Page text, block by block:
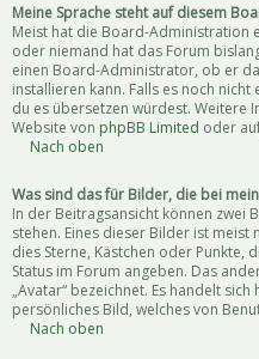
Meine Sprache steht auf diesem
Meist hat die Board-Administration
oder niemand hat das Forum
einen Board-Administrator, ob er
installieren kann. Falls es noch
du es übersetzen würdest. Weitere
Website von phpBB Limited oder
Nach oben
Was sind das für Bilder, die bei
In der Beitragsansicht können zwei
stehen. Eines dieser Bilder ist
dies Sterne, Kästchen oder Punkte,
Status im Forum angeben. Das
„Avatar“ bezeichnet. Es handelt
persönliches Bild, welches von
Nach oben